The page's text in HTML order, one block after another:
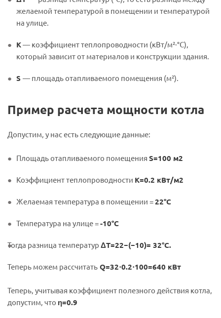
желаемой температурой в помещении и температурой
на улице.
K— коэффициент теплопроводности (кВт/м²·°C),
который зависит от материалов и конструкции здания.
S — площадь отапливаемого помещения (м²).
Пример расчета мощности котла
Допустим, у нас есть следующие данные:
Площадь отапливаемого помещения S=100 м2
Коэффициент теплопроводности K=0.2 кВт/м2
Желаемая температура в помещении =22°C
Температура на улице =-10°C
Тогда разница температур ΔT=22−(−10)= 32°C.
Теперь можем рассчитать Q=32⋅0.2⋅100=640 кВт
Теперь, учитывая коэффициент полезного действия котла,
допустим, что η=0.9